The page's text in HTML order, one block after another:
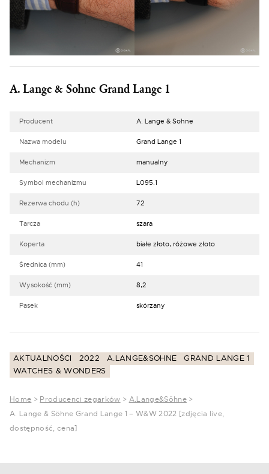
A. Lange & Sohne Grand Lange 1
Producent A. Lange & Sohne
Nazwa modelu Grand Lange 1
Mechanizm manualny
Symbol mechanizmu L095.1
Rezerwa chodu (h) 72
Tarcza szara
Koperta białe złoto, różowe złoto
Średnica (mm) 41
Wysokość (mm) 8,2
Pasek skórzany
AKTUALNOŚCI 2022 A.LANGE&SOHNE
GRAND LANGE 1
WATCHES & WONDERS
Home > Producenci zegarków > A.Lange&Söhne>
A. Lange & Söhne Grand Lange 1 – W&W 2022 [zdjęcia live,
dostępność, cena]